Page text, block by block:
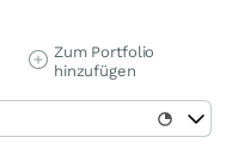
Zum Portfolio
hinzufügen